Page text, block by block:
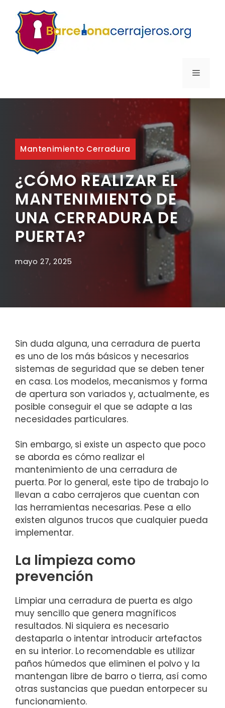
contenido
MENÚ
Mantenimiento Cerradura
¿CÓMO REALIZAR EL
MANTENIMIENTO DE
UNA CERRADURA DE
PUERTA?
mayo 27, 2025
Sin duda alguna, una cerradura de puerta
es uno de los más básicos y necesarios
sistemas de seguridad que se deben tener
en casa. Los modelos, mecanismos y forma
de apertura son variados y, actualmente, es
posible conseguir el que se adapte a las
necesidades particulares.
Sin embargo, si existe un aspecto que poco
se aborda es cómo realizar el
mantenimiento de una cerradura de
puerta. Por lo general, este tipo de trabajo lo
llevan a cabo cerrajeros que cuentan con
las herramientas necesarias. Pese a ello
existen algunos trucos que cualquier pueda
implementar.
La limpieza como
prevención
Limpiar una cerradura de puerta es algo
muy sencillo que genera magníficos
resultados. Ni siquiera es necesario
destaparla o intentar introducir artefactos
en su interior. Lo recomendable es utilizar
paños húmedos que eliminen el polvo y la
mantengan libre de barro o tierra, así como
otras sustancias que puedan entorpecer su
funcionamiento.